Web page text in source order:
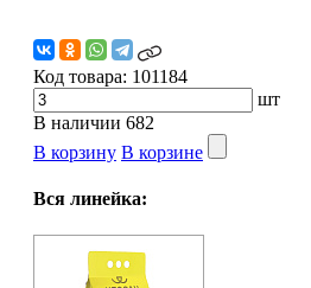
Код товара: 101184
шт
В наличии 682
В корзину В корзине
Вся линейка: